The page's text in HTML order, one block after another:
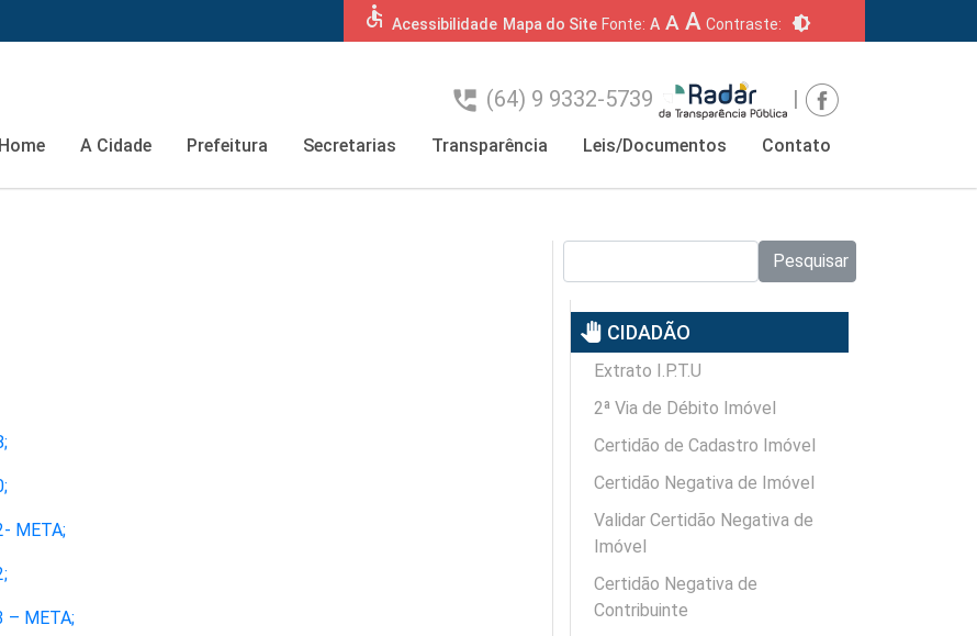
accessible Acessibilidade Mapa do Site Fonte: A A A Contraste: brightness_6
perm_phone_msg (64) 9 9332-5739 |
Home A Cidade Prefeitura Secretarias Transparência Leis/Documentos Contato
META;
– META;
Pesquisar
pan_tool CIDADÃO
Extrato I.P.T.U
2ª Via de Débito Imóvel
Certidão de Cadastro Imóvel
Certidão Negativa de Imóvel
Validar Certidão Negativa de
Imóvel
Certidão Negativa de
Contribuinte